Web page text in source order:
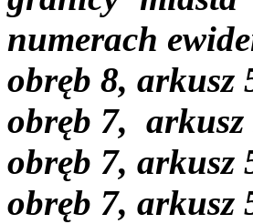
numerach
obręb 8, arkusz
obręb 7,
obręb 7, arkusz
obręb 7,